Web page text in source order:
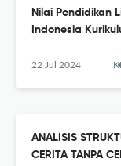
Nilai Pendidikan
Indonesia
22 Jul 2024
ANALISIS
CERITA TANPA